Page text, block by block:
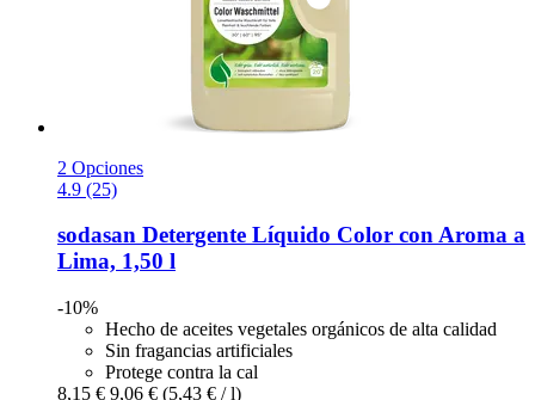
2 Opciones
4.9 (25)
sodasan Detergente Líquido Color con Aroma a
Lima, 1,50 l
-10%
Hecho de aceites vegetales orgánicos de alta calidad
Sin fragancias artificiales
Protege contra la cal
8,15 € 9,06 € (5,43 € / l)